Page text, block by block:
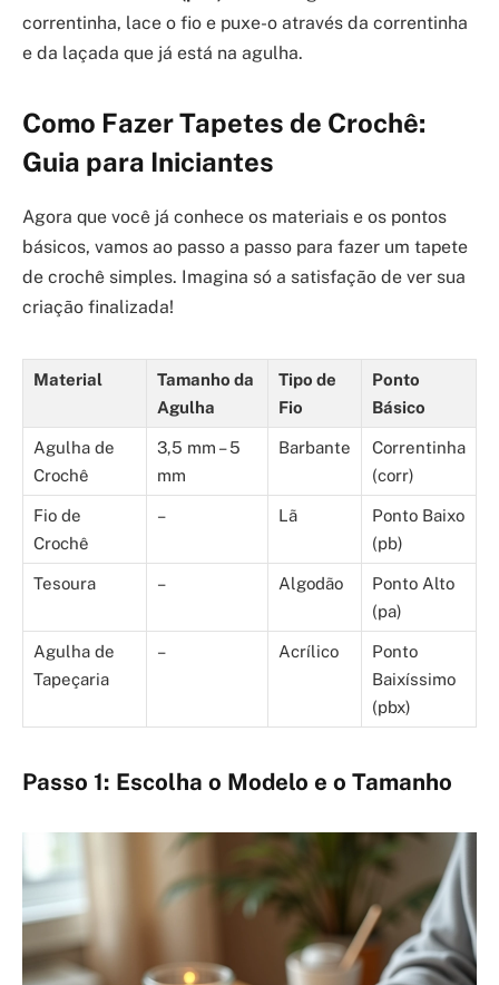
correntinha, lace o fio e puxe-o através da correntinha
e da laçada que já está na agulha.
Como Fazer Tapetes de Crochê:
Guia para Iniciantes
Agora que você já conhece os materiais e os pontos
básicos, vamos ao passo a passo para fazer um tapete
de crochê simples. Imagina só a satisfação de ver sua
criação finalizada!
Material
Tamanho da
Agulha
Tipo de
Fio
Ponto
Básico
Agulha de
Crochê
3,5 mm – 5
mm
Barbante
Correntinha
(corr)
Fio de
Crochê
– Lã
Ponto Baixo
(pb)
Tesoura – Algodão
Ponto Alto
(pa)
Agulha de
Tapeçaria
– Acrílico
Ponto
Baixíssimo
(pbx)
Passo 1: Escolha o Modelo e o Tamanho